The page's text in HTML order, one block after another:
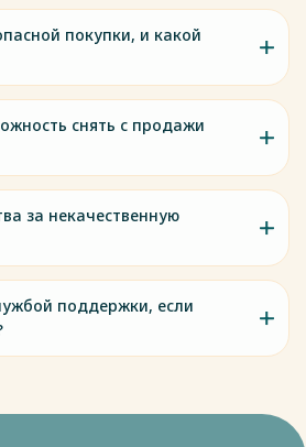
покупки, и какой
снять с продажи
за некачественную
поддержки, если